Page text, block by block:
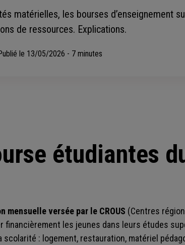
matérielles, les bourses d’enseignement
de ressources. Explications.
le 13/05/2026 - 7 minutes
étudiantes
mensuelle versée par le CROUS (Centres
les jeunes dans leurs études
: logement, restauration, matériel